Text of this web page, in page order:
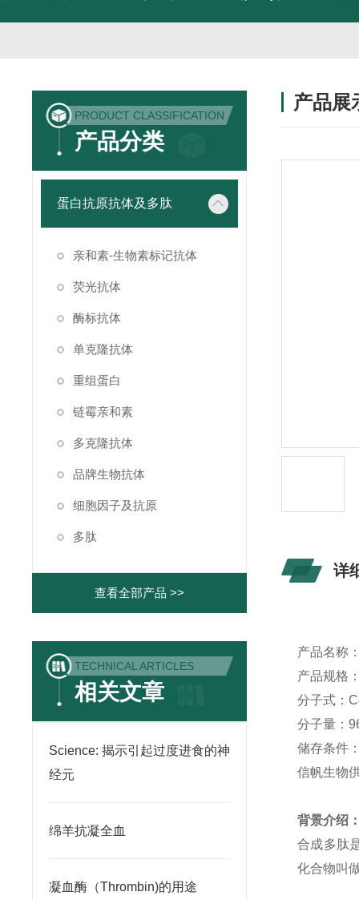
PRODUCT CLASSIFICATION
产品分类
蛋白抗原抗体及多肽
亲和素-生物素标记抗体
荧光抗体
酶标抗体
单克隆抗体
重组蛋白
链霉亲和素
多克隆抗体
品牌生物抗体
细胞因子及抗原
多肽
查看全部产品 >>
TECHNICAL ARTICLES
相关文章
Science: 揭示引起过度进食的神
经元
绵羊抗凝全血
凝血酶（Thrombin)的用途
产品展
详
产品名称
产品规格
分子式：
分子量：
储存条件
信帆生物
背景介绍
合成多肽
化合物叫